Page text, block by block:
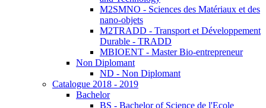
M2SMNO - Sciences des Matériaux et des
nano-objets
M2TRADD - Transport et Développement
Durable - TRADD
MBIOENT - Master Bio-entrepreneur
Non Diplomant
ND - Non Diplomant
Catalogue 2018 - 2019
Bachelor
BS - Bachelor of Science de l'Ecole